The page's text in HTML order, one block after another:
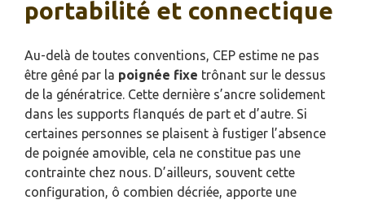
portabilité et connectique
Au-delà de toutes conventions, CEP estime ne pas
être gêné par la poignée fixe trônant sur le dessus
de la génératrice. Cette dernière s’ancre solidement
dans les supports flanqués de part et d’autre. Si
certaines personnes se plaisent à fustiger l’absence
de poignée amovible, cela ne constitue pas une
contrainte chez nous. D’ailleurs, souvent cette
configuration, ô combien décriée, apporte une